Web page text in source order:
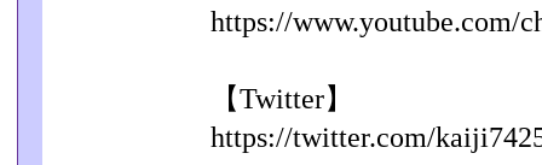
https://www.youtube.com/
【Twitter】
https://twitter.com/